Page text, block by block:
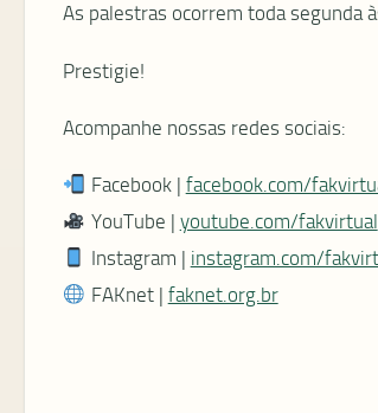
As palestras ocorrem toda segunda
Prestigie!
Acompanhe nossas redes sociais:
Facebook | facebook.com/
YouTube | youtube.com/fakvirtual
Instagram | instagram.com/
FAKnet | faknet.org.br